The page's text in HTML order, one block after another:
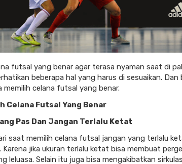
futsal yang benar agar terasa nyaman saat di
beberapa hal yang harus di sesuaikan. Dan
celana futsal yang benar.
Celana Futsal Yang Benar
Pas Dan Jangan Terlalu Ketat
saat memilih celana futsal jangan yang terlalu
jika ukuran terlalu ketat bisa membuat
leluasa. Selain itu juga bisa mengakibatkan